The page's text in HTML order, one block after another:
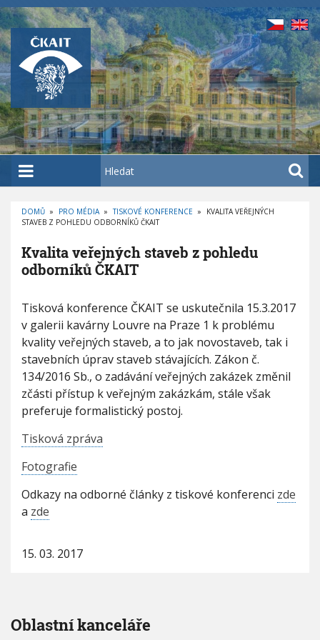
P
ř
e
j
í
t
k
h
l
d
t
D
B
E
Č
K
Á
N
V
I
G
C
E
DOMŮ » PRO MÉDIA » TISKOVÉ KONFERENCE »
KVALITA VEŘEJNÝCH
STAVEB Z POHLEDU ODBORNÍKŮ ČKAIT
Kvalita veřejných staveb z pohledu
odborníků ČKAIT
K
a
l
i
t
v
e
e
n
c
h
a
p
o
Tisková konference ČKAIT se uskutečnila 15.3.2017
v galerii kavárny Louvre na Praze 1 k problému
kvality veřejných staveb, a to jak novostaveb, tak i
stavebních úprav staveb stávajících. Zákon č.
134/2016 Sb., o zadávání veřejných zakázek změnil
zčásti přístup k veřejným zakázkám, stále však
preferuje formalistický postoj.
Tisková zpráva
Fotografie
Odkazy na odborné články z tiskové konferenci zde
a zde
15. 03. 2017
Oblastní kanceláře